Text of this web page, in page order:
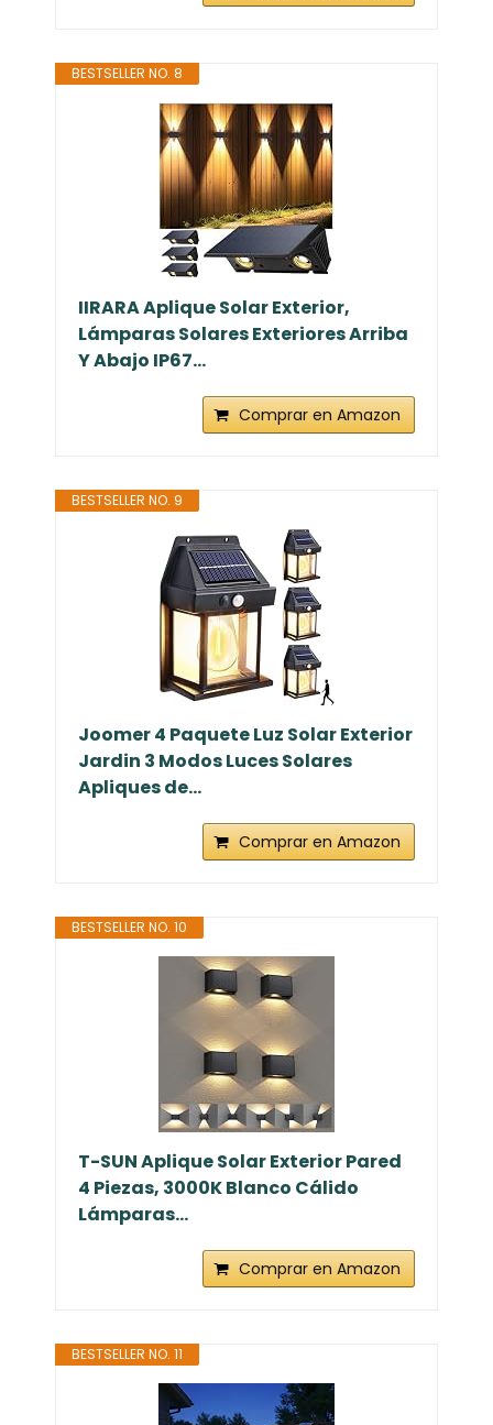
BESTSELLER NO. 8
IIRARA Aplique Solar Exterior,
Lámparas Solares Exteriores Arriba
Y Abajo IP67...
Comprar en Amazon
BESTSELLER NO. 9
Joomer 4 Paquete Luz Solar Exterior
Jardin 3 Modos Luces Solares
Apliques de...
Comprar en Amazon
BESTSELLER NO. 10
T-SUN Aplique Solar Exterior Pared
4 Piezas, 3000K Blanco Cálido
Lámparas...
Comprar en Amazon
BESTSELLER NO. 11